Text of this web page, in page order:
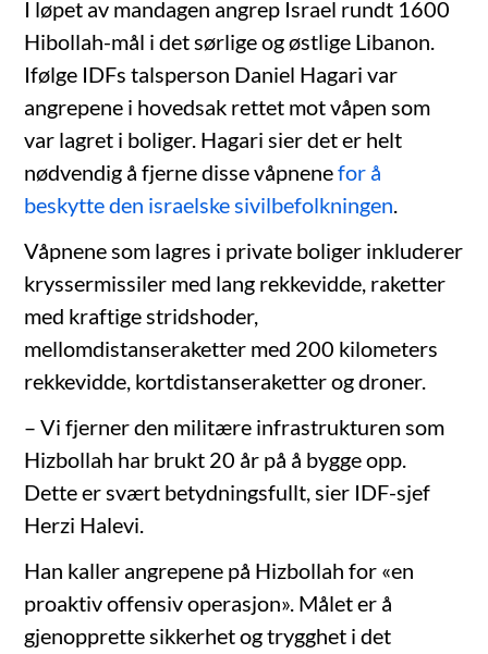
I løpet av mandagen angrep Israel rundt 1600
Hibollah-mål i det sørlige og østlige Libanon.
Ifølge IDFs talsperson Daniel Hagari var
angrepene i hovedsak rettet mot våpen som
var lagret i boliger. Hagari sier det er helt
nødvendig å fjerne disse våpnenefor å
beskytte den israelske sivilbefolkningen
Våpnene som lagres i private boliger inkluderer
kryssermissiler med lang rekkevidde, raketter
med kraftige stridshoder,
mellomdistanseraketter med 200 kilometers
rekkevidde, kortdistanseraketter og droner.
– Vi fjerner den militære infrastrukturen som
Hizbollah har brukt 20 år på å bygge opp.
Dette er svært betydningsfullt, sier IDF-sjef
Herzi Halevi.
Han kaller angrepene på Hizbollah for «en
proaktiv offensiv operasjon». Målet er å
gjenopprette sikkerhet og trygghet i det